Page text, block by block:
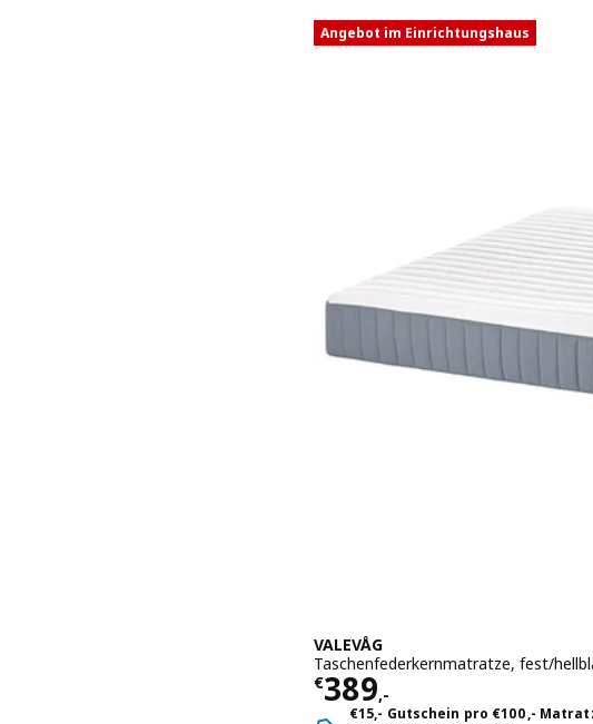
Angebot im Einrichtungshaus
VALEVÅG
Taschenfederkernmatratze, fest/
€389,-
Preis € 389,-
€15,- Gutschein pro €100,-